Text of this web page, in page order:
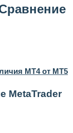
МТ4 от МТ5
MetaTrader